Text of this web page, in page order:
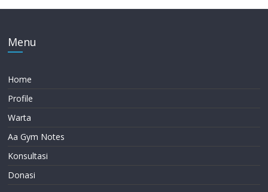
Menu
Home
Profile
Warta
Aa Gym Notes
Konsultasi
Donasi